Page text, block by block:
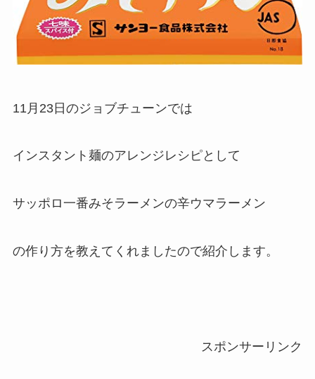
11月23日のジョブチューンでは
インスタント麺のアレンジレシピとして
サッポロ一番みそラーメンの辛ウマラーメン
の作り方を教えてくれましたので紹介します。
スポンサーリンク